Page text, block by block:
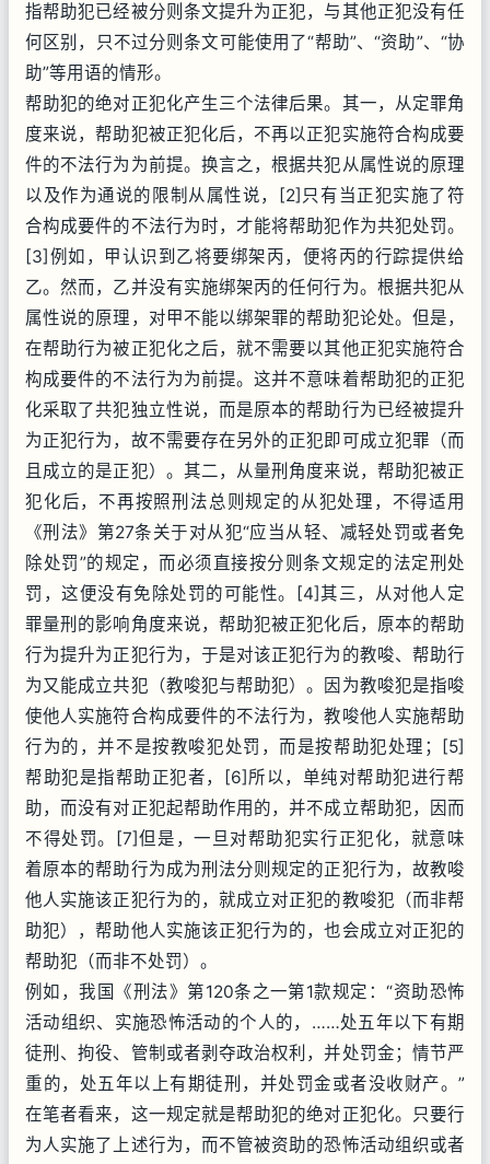
指帮助犯已经被分则条文提升为正犯，与其他正犯没有任
何区别，只不过分则条文可能使用了“帮助”、“资助”、“协
助”等用语的情形。
帮助犯的绝对正犯化产生三个法律后果。其一，从定罪角
度来说，帮助犯被正犯化后，不再以正犯实施符合构成要
件的不法行为为前提。换言之，根据共犯从属性说的原理
以及作为通说的限制从属性说，[2]只有当正犯实施了符
合构成要件的不法行为时，才能将帮助犯作为共犯处罚。
[3]例如，甲认识到乙将要绑架丙，便将丙的行踪提供给
乙。然而，乙并没有实施绑架丙的任何行为。根据共犯从
属性说的原理，对甲不能以绑架罪的帮助犯论处。但是，
在帮助行为被正犯化之后，就不需要以其他正犯实施符合
构成要件的不法行为为前提。这并不意味着帮助犯的正犯
化采取了共犯独立性说，而是原本的帮助行为已经被提升
为正犯行为，故不需要存在另外的正犯即可成立犯罪（而
且成立的是正犯）。其二，从量刑角度来说，帮助犯被正
犯化后，不再按照刑法总则规定的从犯处理，不得适用
《刑法》第27条关于对从犯“应当从轻、减轻处罚或者免
除处罚”的规定，而必须直接按分则条文规定的法定刑处
罚，这便没有免除处罚的可能性。[4]其三，从对他人定
罪量刑的影响角度来说，帮助犯被正犯化后，原本的帮助
行为提升为正犯行为，于是对该正犯行为的教唆、帮助行
为又能成立共犯（教唆犯与帮助犯）。因为教唆犯是指唆
使他人实施符合构成要件的不法行为，教唆他人实施帮助
行为的，并不是按教唆犯处罚，而是按帮助犯处理；[5]
帮助犯是指帮助正犯者，[6]所以，单纯对帮助犯进行帮
助，而没有对正犯起帮助作用的，并不成立帮助犯，因而
不得处罚。[7]但是，一旦对帮助犯实行正犯化，就意味
着原本的帮助行为成为刑法分则规定的正犯行为，故教唆
他人实施该正犯行为的，就成立对正犯的教唆犯（而非帮
助犯），帮助他人实施该正犯行为的，也会成立对正犯的
帮助犯（而非不处罚）。
例如，我国《刑法》第120条之一第1款规定：“资助恐怖
活动组织、实施恐怖活动的个人的，……处五年以下有期
徒刑、拘役、管制或者剥夺政治权利，并处罚金；情节严
重的，处五年以上有期徒刑，并处罚金或者没收财产。”
在笔者看来，这一规定就是帮助犯的绝对正犯化。只要行
为人实施了上述行为，而不管被资助的恐怖活动组织或者